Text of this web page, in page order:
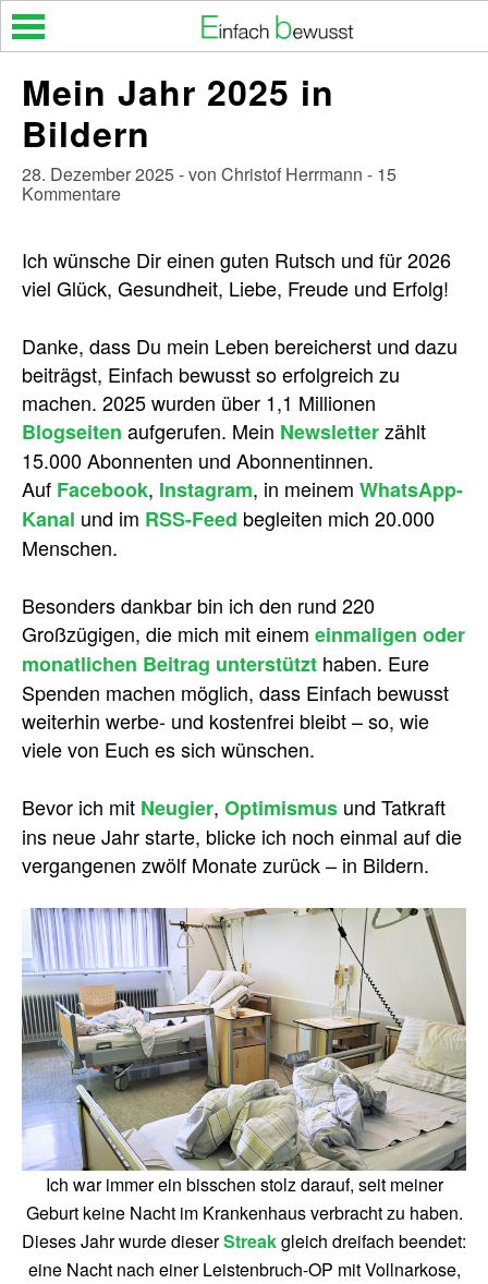
Skip
Mein Jahr 2025 in
Bildern
28. Dezember 2025 - von Christof Herrmann - 15
Kommentare
Ich wünsche Dir einen guten Rutsch und für 2026
viel Glück, Gesundheit, Liebe, Freude und Erfolg!
Danke, dass Du mein Leben bereicherst und dazu
beiträgst, Einfach bewusst so erfolgreich zu
machen. 2025 wurden über 1,1 Millionen
Blogseiten aufgerufen. Mein Newsletterzählt
15.000 Abonnenten und Abonnentinnen.
Auf Facebook, Instagram, in meinem WhatsApp-
Kanal und im RSS-Feed begleiten mich 20.000
Menschen.
Besonders dankbar bin ich den rund 220
Großzügigen, die mich mit einem einmaligen oder
monatlichen Beitrag unterstützt haben. Eure
Spenden machen möglich, dass Einfach bewusst
weiterhin werbe- und kostenfrei bleibt – so, wie
viele von Euch es sich wünschen.
Bevor ich mit Neugier, Optimismus und Tatkraft
ins neue Jahr starte, blicke ich noch einmal auf die
vergangenen zwölf Monate zurück – in Bildern.
Ich war immer ein bisschen stolz darauf, seit meiner
Geburt keine Nacht im Krankenhaus verbracht zu haben.
Dieses Jahr wurde dieserStreakgleich dreifach beendet:
eine Nacht nach einer Leistenbruch-OP mit Vollnarkose,